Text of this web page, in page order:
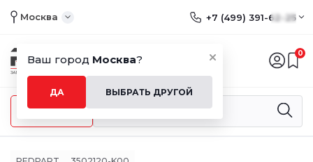
Ваш город Москва?
ДА ВЫБРАТЬ ДРУГОЙ
Москва +7 (499) 391-62-25
0
Меню